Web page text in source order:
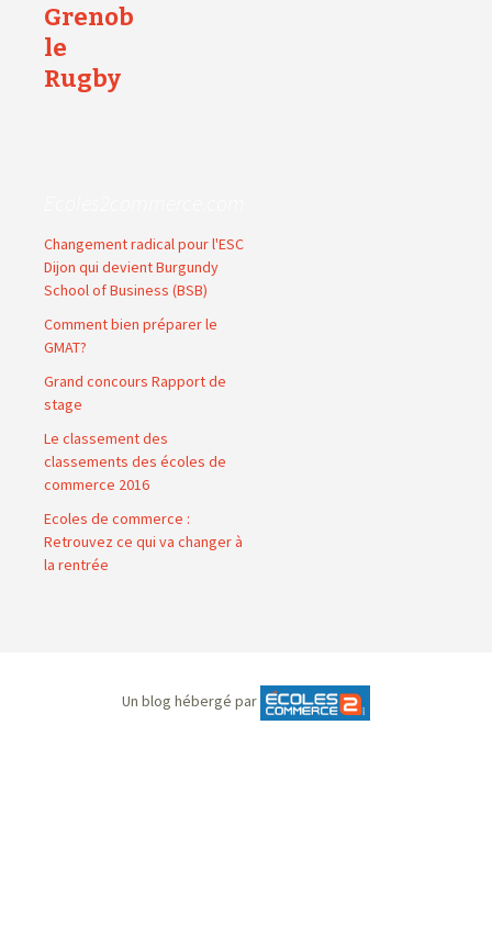
Grenob
le
Rugby
Changement radical pour l'ESC
Dijon qui devient Burgundy
School of Business (BSB)
Comment bien préparer le
GMAT?
Grand concours Rapport de
stage
Le classement des
classements des écoles de
commerce 2016
Ecoles de commerce :
Retrouvez ce qui va changer à
la rentrée
Un blog hébergé par